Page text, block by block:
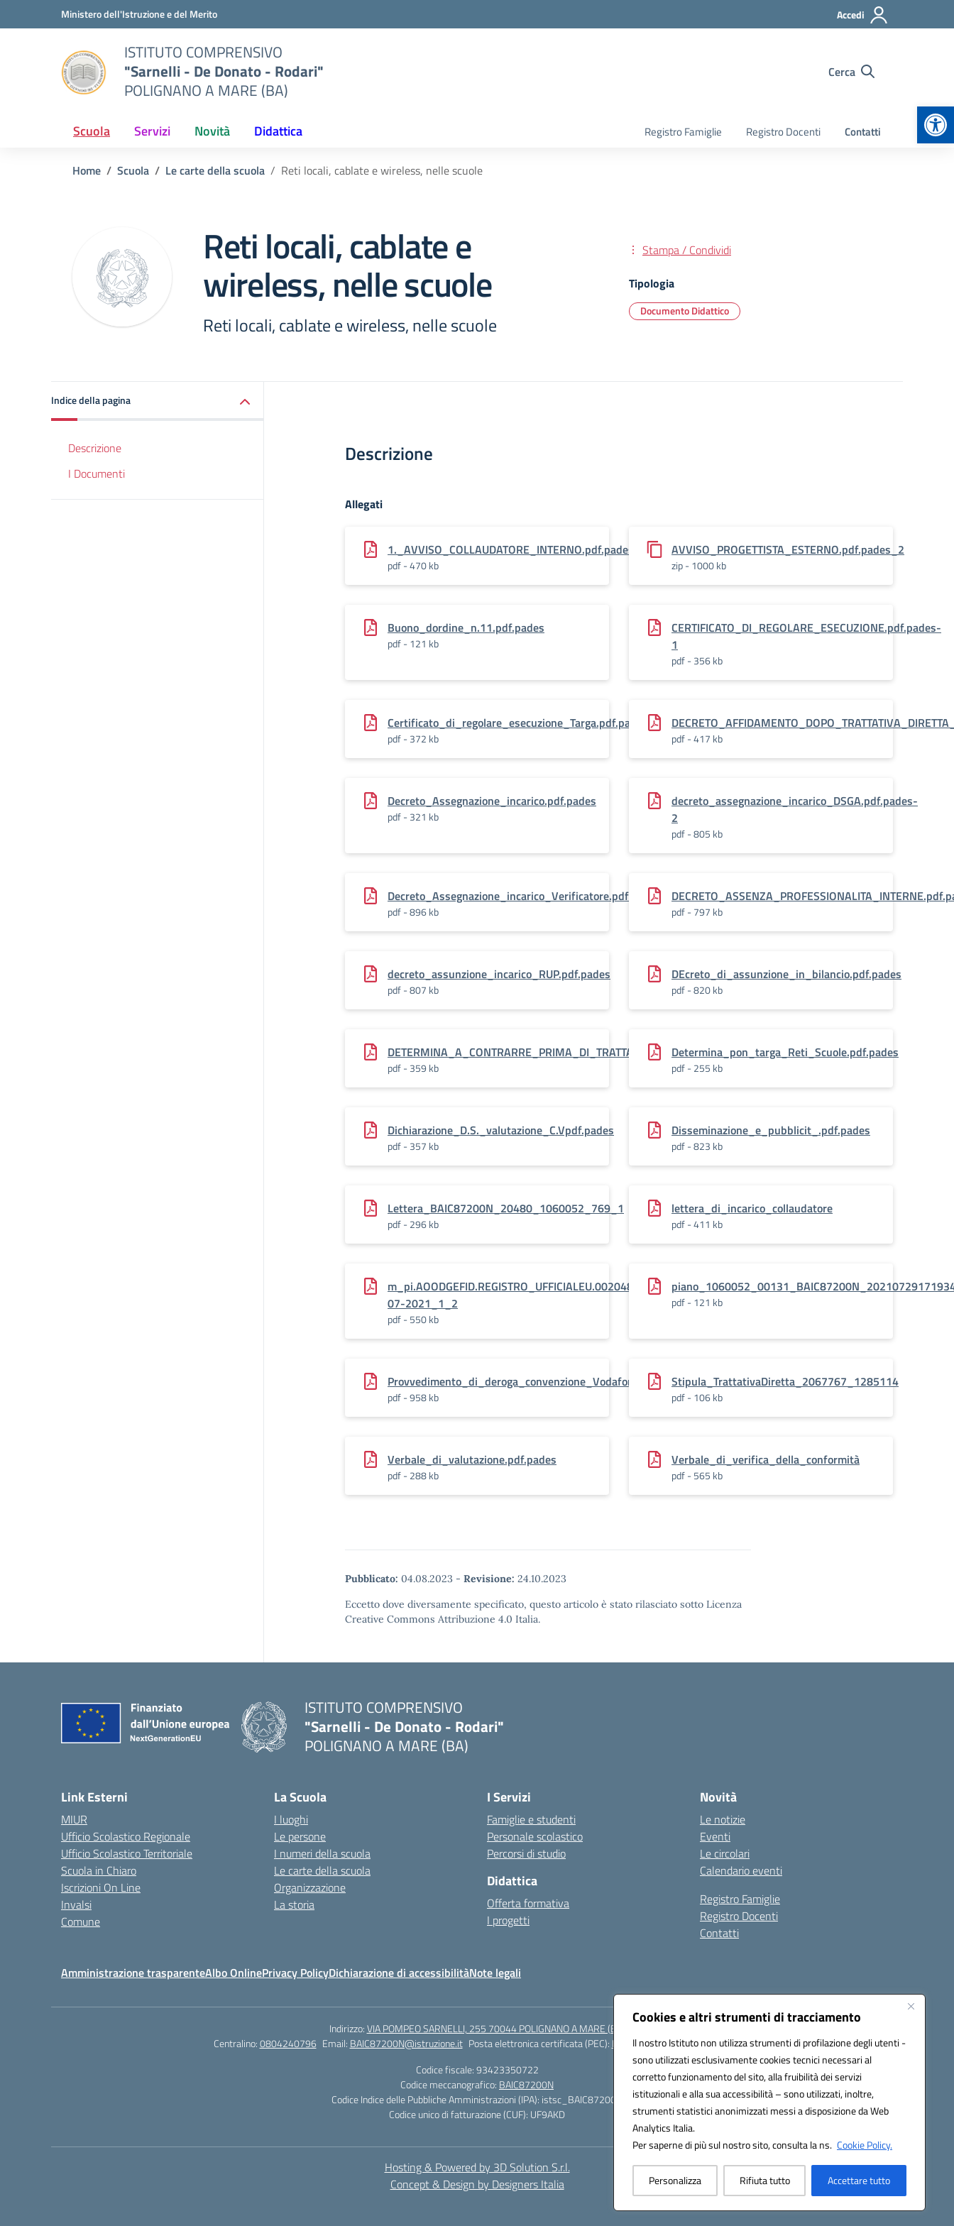
Cookies e altri strumenti di tracciamento
Il nostro Istituto non utilizza strumenti di profilazione degli utenti -
sono utilizzati esclusivamente cookies tecnici necessari al
corretto funzionamento del sito, alla fruibilità dei servizi
istituzionali e alla sua accessibilità – sono utilizzati, inoltre,
strumenti statistici anonimizzati messi a disposizione da Web
Analytics Italia.
Per saperne di più sul nostro sito, consulta la ns. Cookie Policy.
Personalizza Rifiuta tutto Accettare tutto
Vai ai contenuti
Vai al menu di navigazioneMinistero dell'Istruzione e del Merito Accedi
ISTITUTO COMPRENSIVO
"Sarnelli - De Donato - Rodari"
POLIGNANO A MARE (BA)
Cerca
Scuola Servizi Novità Didattica Registro Famiglie Registro Docenti Contatti
Home Scuola Le carte della scuola Reti locali, cablate e wireless, nelle scuole
Reti locali, cablate e
wireless, nelle scuole
Reti locali, cablate e wireless, nelle scuole
Stampa / Condividi
Tipologia
Documento Didattico
Indice della pagina
Descrizione
I Documenti
Descrizione
Allegati
1._AVVISO_COLLAUDATORE_INTERNO.pdf.pades
pdf - 470 kb
AVVISO_PROGETTISTA_ESTERNO.pdf.pades_2
zip - 1000 kb
Buono_dordine_n.11.pdf.pades
pdf - 121 kb
CERTIFICATO_DI_REGOLARE_ESECUZIONE.pdf.pades-
1
pdf - 356 kb
Certificato_di_regolare_esecuzione_Targa.pdf.pades1
pdf - 372 kb pdf - 417 kb
Decreto_Assegnazione_incarico.pdf.pades
pdf - 321 kb
decreto_assegnazione_incarico_DSGA.pdf.pades-
2
pdf - 805 kb
Decreto_Assegnazione_incarico_Verificatore.pdf.pades
pdf - 896 kb pdf - 797 kb
decreto_assunzione_incarico_RUP.pdf.pades
pdf - 807 kb
DEcreto_di_assunzione_in_bilancio.pdf.pades
pdf - 820 kb
DETERMINA_A_CONTRARRE_PRIMA_DI_TRATTATIVA_DIRETTA_CON_UNICO_FORNITORE.pdf.pades
pdf - 359 kb
Determina_pon_targa_Reti_Scuole.pdf.pades
pdf - 255 kb
Dichiarazione_D.S._valutazione_C.Vpdf.pades
pdf - 357 kb
Disseminazione_e_pubblicit_.pdf.pades
pdf - 823 kb
Lettera_BAIC87200N_20480_1060052_769_1
pdf - 296 kb
lettera_di_incarico_collaudatore
pdf - 411 kb
m_pi.AOODGEFID.REGISTRO_UFFICIALEU.0020480.20-
07-2021_1_2
pdf - 550 kb
pdf - 121 kb
Provvedimento_di_deroga_convenzione_Vodafone
pdf - 958 kb
Stipula_TrattativaDiretta_2067767_1285114
pdf - 106 kb
Verbale_di_valutazione.pdf.pades
pdf - 288 kb
Verbale_di_verifica_della_conformità
pdf - 565 kb
Pubblicato: 04.08.2023 - Revisione: 24.10.2023
Eccetto dove diversamente specificato, questo articolo è stato rilasciato sotto Licenza
Creative Commons Attribuzione 4.0 Italia.
ISTITUTO COMPRENSIVO
"Sarnelli - De Donato - Rodari"
POLIGNANO A MARE (BA)
Link Esterni
MIUR
Ufficio Scolastico Regionale
Ufficio Scolastico Territoriale
Scuola in Chiaro
Iscrizioni On Line
Invalsi
Comune
La Scuola
I luoghi
Le persone
I numeri della scuola
Le carte della scuola
Organizzazione
La storia
I Servizi
Famiglie e studenti
Personale scolastico
Percorsi di studio
Didattica
Offerta formativa
I progetti
Novità
Le notizie
Eventi
Le circolari
Calendario eventi
Registro Famiglie
Registro Docenti
Contatti
Amministrazione trasparenteAlbo OnlinePrivacy PolicyDichiarazione di accessibilitàNote legali
Indirizzo:VIA POMPEO SARNELLI, 255 70044 POLIGNANO A MARE (BA)
Centralino:0804240796 Email: BAIC87200N@istruzione.it Posta elettronica certificata (PEC): BAIC87200N@pec.istruzione.it
Codice fiscale: 93423350722
Codice meccanografico: BAIC87200N
Codice Indice delle Pubbliche Amministrazioni (IPA): istsc_BAIC87200N
Codice unico di fatturazione (CUF): UF9AKD
Hosting & Powered by 3D Solution S.r.l.
Concept & Design by Designers Italia